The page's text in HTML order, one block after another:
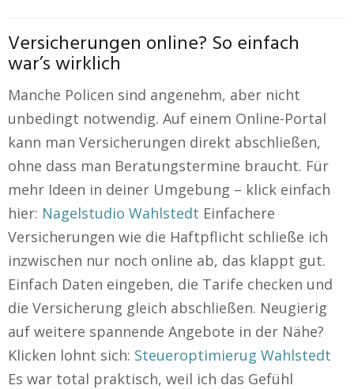
Versicherungen online? So einfach
war’s wirklich
Manche Policen sind angenehm, aber nicht
unbedingt notwendig. Auf einem Online-Portal
kann man Versicherungen direkt abschließen,
ohne dass man Beratungstermine braucht. Für
mehr Ideen in deiner Umgebung – klick einfach
hier: Nagelstudio Wahlstedt Einfachere
Versicherungen wie die Haftpflicht schließe ich
inzwischen nur noch online ab, das klappt gut.
Einfach Daten eingeben, die Tarife checken und
die Versicherung gleich abschließen. Neugierig
auf weitere spannende Angebote in der Nähe?
Klicken lohnt sich: Steueroptimierug Wahlstedt
Es war total praktisch, weil ich das Gefühl